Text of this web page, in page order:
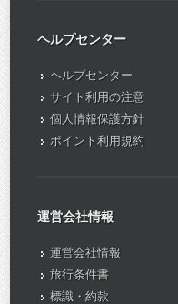
ヘルプセンター
ヘルプセンター
サイト利用の注意
個人情報保護方針
ポイント利用規約
運営会社情報
運営会社情報
旅行条件書
標識・約款